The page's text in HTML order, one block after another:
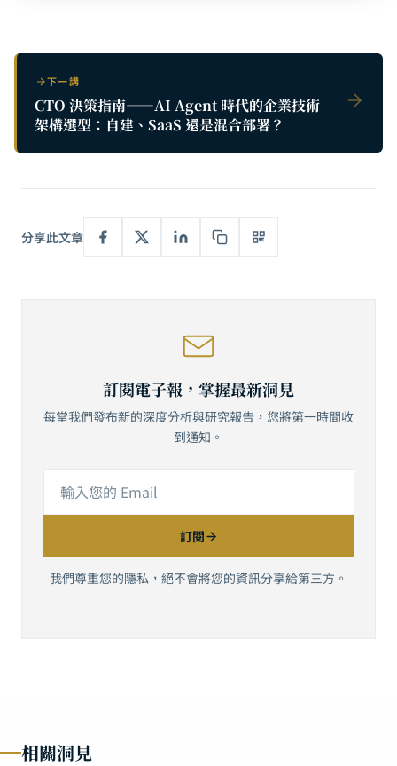
下一講
CTO 決策指南——AI Agent 時代的企業技術
架構選型：自建、SaaS 還是混合部署？
分享此文章
訂閱電子報，掌握最新洞見
每當我們發布新的深度分析與研究報告，您將第一時間收
到通知。
訂閱
我們尊重您的隱私，絕不會將您的資訊分享給第三方。
相關洞見